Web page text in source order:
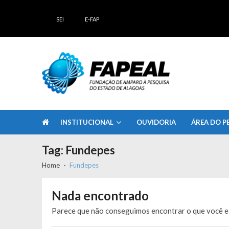
SEI E-FAP
INSTITUCIONAL OUVIDORIA ÁREA DO
Tag: Fundepes
Home Fundepes
Nada encontrado
Parece que não conseguimos encontrar o que você